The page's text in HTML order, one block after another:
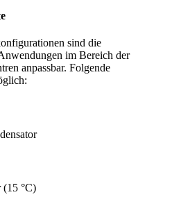
sind die
im Bereich der
anpassbar. Folgende
(15 °C)